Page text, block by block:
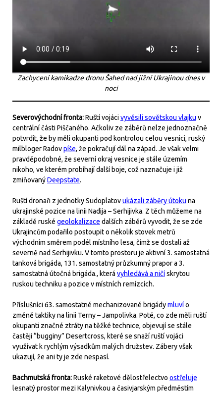
Zachycení kamikadze dronu Šahed nad jižní Ukrajinou dnes v
noci
Severovýchodní fronta:Ruští vojácivyvěsili sovětskou vlajku v
centrální části Piščaného. Ačkoliv ze záběrů nelze jednoznačně
potvrdit, že by měli okupanti pod kontrolou celou vesnici, ruský
milbloger Radovpíše, že pokračují dál na západ. Je však velmi
pravděpodobné, že severní okraj vesnice je stále územím
nikoho, ve kterém probíhají další boje, což naznačuje i již
zmiňovanýDeepstate.
Ruští dronaři z jednotky Sudoplatovukázali záběry útoku na
ukrajinské pozice na linii Nadija – Serhijivka. Z těch můžeme na
základě ruské geolokalizace dalších záběrů vyvodit, že se zde
Ukrajincům podařilo postoupit o několik stovek metrů
východním směrem podél místního lesa, čímž se dostali až
severně nad Serhijivku. V tomto prostoru je aktivní 3. samostatná
tanková brigáda, 131. samostatný průzkumný prapor a 3.
samostatná útočná brigáda., která vyhledává a ničískrytou
ruskou techniku a pozice v místních remízcích.
Příslušníci 63. samostatné mechanizované brigádymluvío
změně taktiky na linii Terny – Jampolivka. Poté, co zde měli ruští
okupanti značné ztráty na těžké technice, objevují se stále
častěji “bugginy” Desertcross, které se snaží ruští vojáci
využívat k rychlým výsadkům malých družstev. Zábery však
ukazují, že ani ty je zde nespasí.
Bachmutská fronta:Ruské raketové dělostřelectvo ostřeluje
lesnatý prostor mezi Kalynivkou a časivjarským předměstím